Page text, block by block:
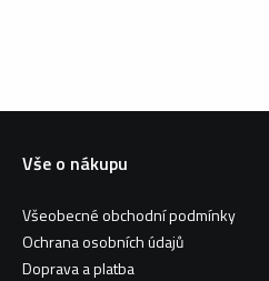
Vše o nákupu
Všeobecné obchodní podmínky
Ochrana osobních údajů
Doprava a platba